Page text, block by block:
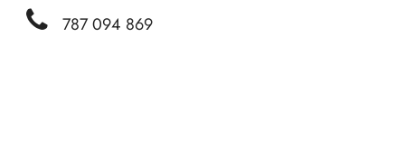
787 094 869